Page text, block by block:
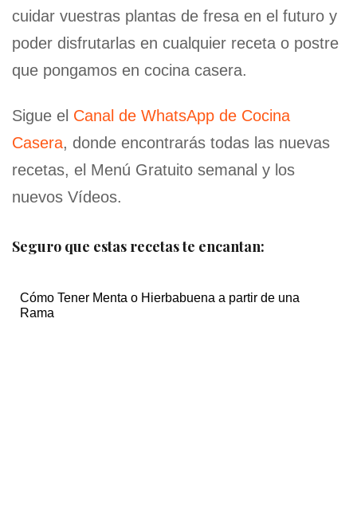
cuidar vuestras plantas de fresa en el futuro y
poder disfrutarlas en cualquier receta o postre
que pongamos en cocina casera.
Sigue el Canal de WhatsApp de Cocina
Casera, donde encontrarás todas las nuevas
recetas, el Menú Gratuito semanal y los
nuevos Vídeos.
Seguro que estas recetas te encantan:
Cómo Tener Menta o Hierbabuena a partir de una
Rama